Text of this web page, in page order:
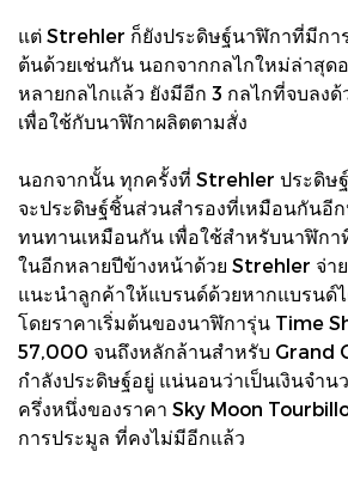
แต่ Strehler ก็ยังประดิษฐ์นาฬิกาที่มีกา
ต้นด้วยเช่นกัน นอกจากกลไกใหม่ล่าสุด
หลายกลไกแล้ว ยังมีอีก 3 กลไกที่จบลง
เพื่อใช้กับนาฬิกาผลิตตามสั่ง
นอกจากนั้น ทุกครั้งที่ Strehler ประดิษ
จะประดิษฐ์ชิ้นส่วนสำรองที่เหมือนกันอี
ทนทานเหมือนกัน เพื่อใช้สำหรับนาฬิกา
ในอีกหลายปีข้างหน้าด้วย Strehler จ่า
แนะนำลูกค้าให้แบรนด์ด้วยหากแบรนด์
โดยราคาเริ่มต้นของนาฬิการุ่น Time
57,000 จนถึงหลักล้านสำหรับ Grand
กำลังประดิษฐ์อยู่ แน่นอนว่าเป็นเงินจำน
ครึ่งหนึ่งของราคา Sky Moon
การประมูล ที่คงไม่มีอีกแล้ว